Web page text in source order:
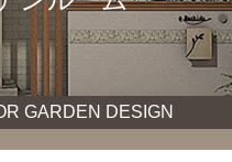
GARDEN DESIGN